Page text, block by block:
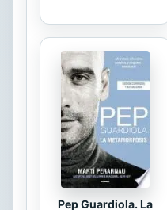
Pep Guardiola. La